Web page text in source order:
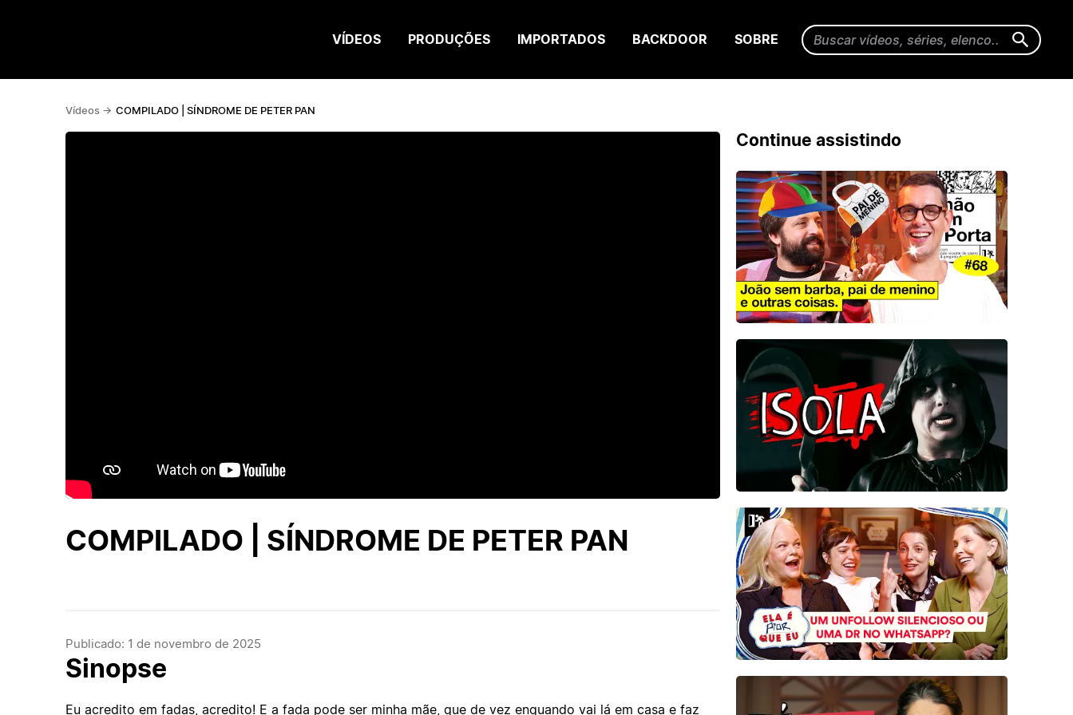
VÍDEOS PRODUÇÕES IMPORTADOS BACKDOOR SOBRE
Vídeos -> COMPILADO | SÍNDROME DE PETER PAN
COMPILADO | SÍNDROME DE PETER PAN
Publicado: 1 de novembro de 2025
Sinopse
Eu acredito em fadas, acredito! E a fada pode ser minha mãe, que de vez enquando vai lá em casa e faz
Continue assistindo